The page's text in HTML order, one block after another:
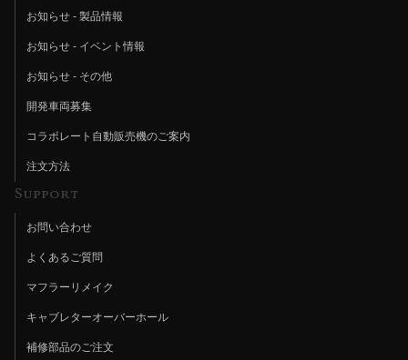
お知らせ - 製品情報
お知らせ - イベント情報
お知らせ - その他
開発車両募集
コラボレート自動販売機のご案内
注文方法
Support
お問い合わせ
よくあるご質問
マフラーリメイク
キャブレターオーバーホール
補修部品のご注文